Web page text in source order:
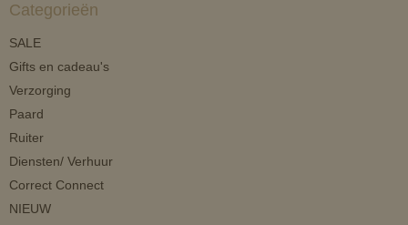
Categorieën
SALE
Gifts en cadeau's
Verzorging
Paard
Ruiter
Diensten/ Verhuur
Correct Connect
NIEUW